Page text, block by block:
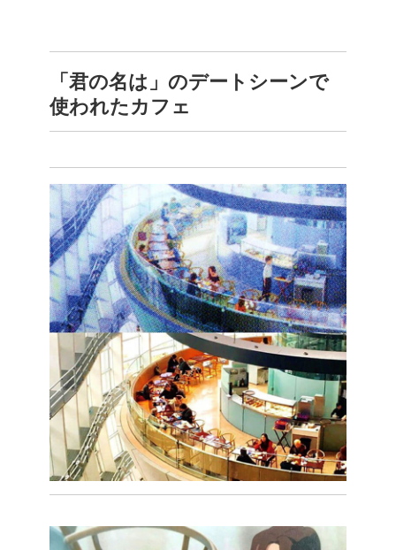
「君の名は」のデートシーンで
使われたカフェ